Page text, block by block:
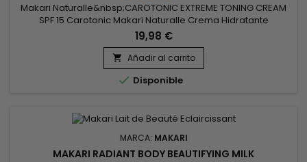
Makari Naturalle&nbsp;CAROTONIC EXTREME TONING CREAM
SPF 15 Carotonic Makari Naturalle Crema Hidratante
Extremaes una crema hidratante con máxima concentración
de Vegeclarine que desvanece gradualmente manchas,
cicatrices de acné, hiperpigmentación y melasma
(mascarilla del embarazo).&nbsp; El aceite de zanahoria,
rico en antioxidantes, y el...
19,98 €
 Añadir al carrito
 Disponible
MARCA: MAKARI
MAKARI RADIANT BODY BEAUTIFYING MILK